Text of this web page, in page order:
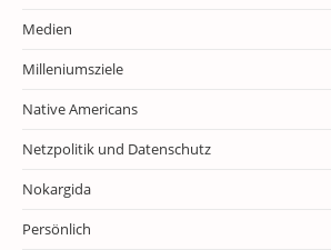
Medien
Milleniumsziele
Native Americans
Netzpolitik und Datenschutz
Nokargida
Persönlich